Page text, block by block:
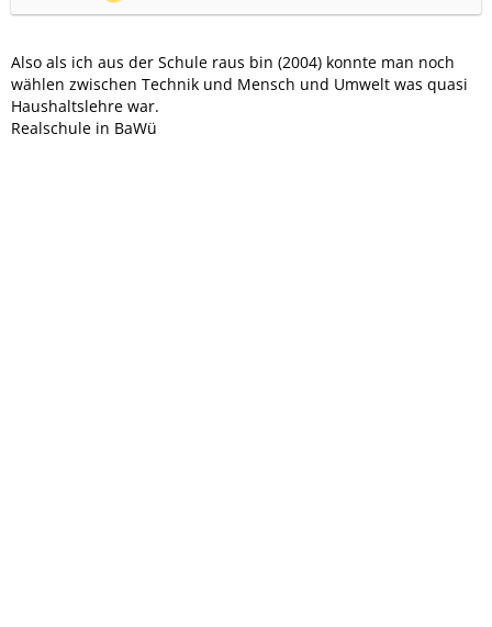
Also als ich aus der Schule raus bin (2004) konnte man noch
wählen zwischen Technik und Mensch und Umwelt was quasi
Haushaltslehre war.
Realschule in BaWü